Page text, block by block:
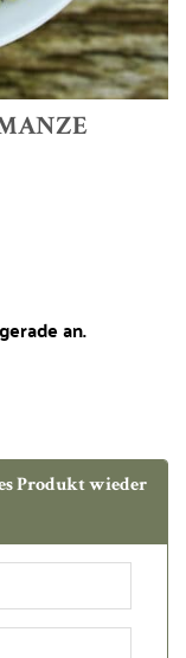
an.
Produkt wieder